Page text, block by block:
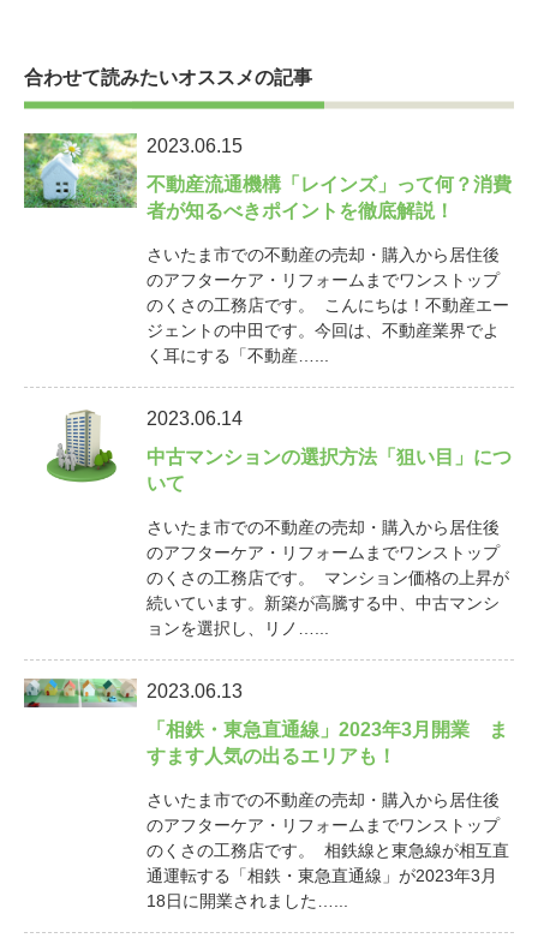
合わせて読みたいオススメの記事
2023.06.15
不動産流通機構「レインズ」って何？消費
者が知るべきポイントを徹底解説！
さいたま市での不動産の売却・購入から居住後
のアフターケア・リフォームまでワンストップ
のくさの工務店です。 こんにちは！不動産エー
ジェントの中田です。今回は、不動産業界でよ
く耳にする「不動産…...
2023.06.14
中古マンションの選択方法「狙い目」につ
いて
さいたま市での不動産の売却・購入から居住後
のアフターケア・リフォームまでワンストップ
のくさの工務店です。 マンション価格の上昇が
続いています。新築が高騰する中、中古マンシ
ョンを選択し、リノ…...
2023.06.13
「相鉄・東急直通線」2023年3月開業 ま
すます人気の出るエリアも！
さいたま市での不動産の売却・購入から居住後
のアフターケア・リフォームまでワンストップ
のくさの工務店です。 相鉄線と東急線が相互直
通運転する「相鉄・東急直通線」が2023年3月
18日に開業されました…...